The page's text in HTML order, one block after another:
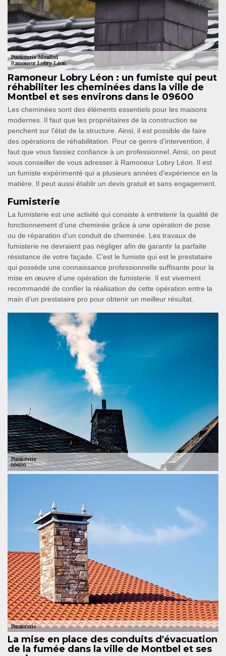
Ramoneur Lobry Léon : un fumiste qui peut
réhabiliter les cheminées dans la ville de
Montbel et ses environs dans le 09600
Les cheminées sont des éléments essentiels pour les maisons
modernes. Il faut que les propriétaires de la construction se
penchent sur l'état de la structure. Ainsi, il est possible de faire
des opérations de réhabilitation. Pour ce genre d'intervention, il
faut que vous fassiez confiance à un professionnel. Ainsi, on peut
vous conseiller de vous adresser à Ramoneur Lobry Léon. Il est
un fumiste expérimenté qui a plusieurs années d'expérience en la
matière. Il peut aussi établir un devis gratuit et sans engagement.
Fumisterie
La fumisterie est une activité qui consiste à entretenir la qualité de
fonctionnement d’une cheminée grâce à une opération de pose
ou de réparation d’un conduit de cheminée. Les travaux de
fumisterie ne devraient pas négliger afin de garantir la parfaite
résistance de votre façade. C’est le fumiste qui est le prestataire
qui possède une connaissance professionnelle suffisante pour la
mise en œuvre d’une opération de fumisterie. Il est vivement
recommandé de confier la réalisation de cette opération entre la
main d’un prestataire pro pour obtenir un meilleur résultat.
La mise en place des conduits d'évacuation
de la fumée dans la ville de Montbel et ses